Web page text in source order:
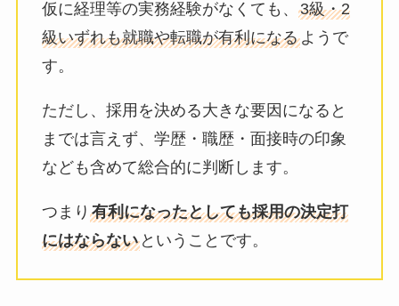
仮に経理等の実務経験がなくても、 3級・2
級いずれも就職や転職が有利になるようで
す。
ただし、採用を決める大きな要因になると
までは言えず、学歴・職歴・面接時の印象
なども含めて総合的に判断します。
つまり 有利になったとしても採用の決定打
にはならないということです。